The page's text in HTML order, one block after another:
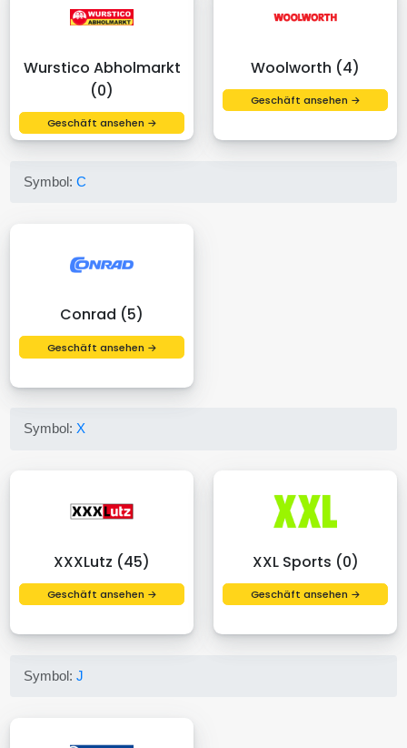
Wurstico Abholmarkt
(0)
Geschäft ansehen →
Woolworth (4)
Geschäft ansehen →
Symbol:C
Conrad (5)
Geschäft ansehen →
Symbol: X
XXXLutz (45)
Geschäft ansehen →
XXL Sports (0)
Geschäft ansehen →
Symbol:J